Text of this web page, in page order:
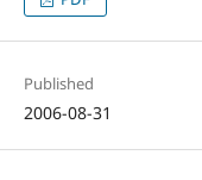
Published
2006-08-31